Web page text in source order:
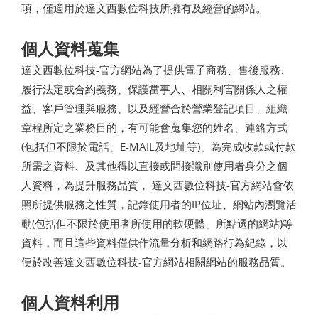
項，僅適用於達文西數位科技所擁有及經營的網站。
個人資料蒐集
達文西數位科技-官方網站為了提供電子商務、售後服務、
履行法定或合約義務、保護當事人、相關利害關係人之權
益、客戶管理與服務、以及經營合於營業登記項目、組織
章程所定之業務目的，有可能會蒐集您的姓名、連絡方式
(包括但不限於電話、E-MAIL及地址等)、為完成收款或付款
所需之資料、及其他得以直接或間接識別使用者身分之個
人資料，為提升服務品質， 達文西數位科技-官方網站會依
照所提供服務之性質，記錄使用者的IP位址、網站內瀏覽活
動(包括但不限於使用者所使用的軟硬體、所點選的網站)等
資料，而且這些資料僅供作流量分析和網路行為紀錄，以
便於改善達文西數位科技-官方網站相關網站的服務品質。
個人資料利用